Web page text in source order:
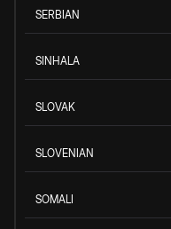
SERBIAN
SINHALA
SLOVAK
SLOVENIAN
SOMALI